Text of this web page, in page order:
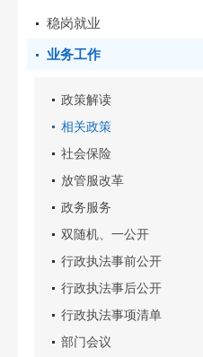
稳岗就业
业务工作
政策解读
相关政策
社会保险
放管服改革
政务服务
双随机、一公开
行政执法事前公开
行政执法事后公开
行政执法事项清单
部门会议